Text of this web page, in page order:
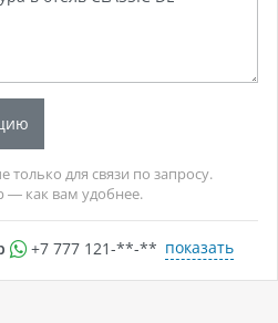
для связи по запросу.
— как вам удобнее.
+7 777 121-**-** показать